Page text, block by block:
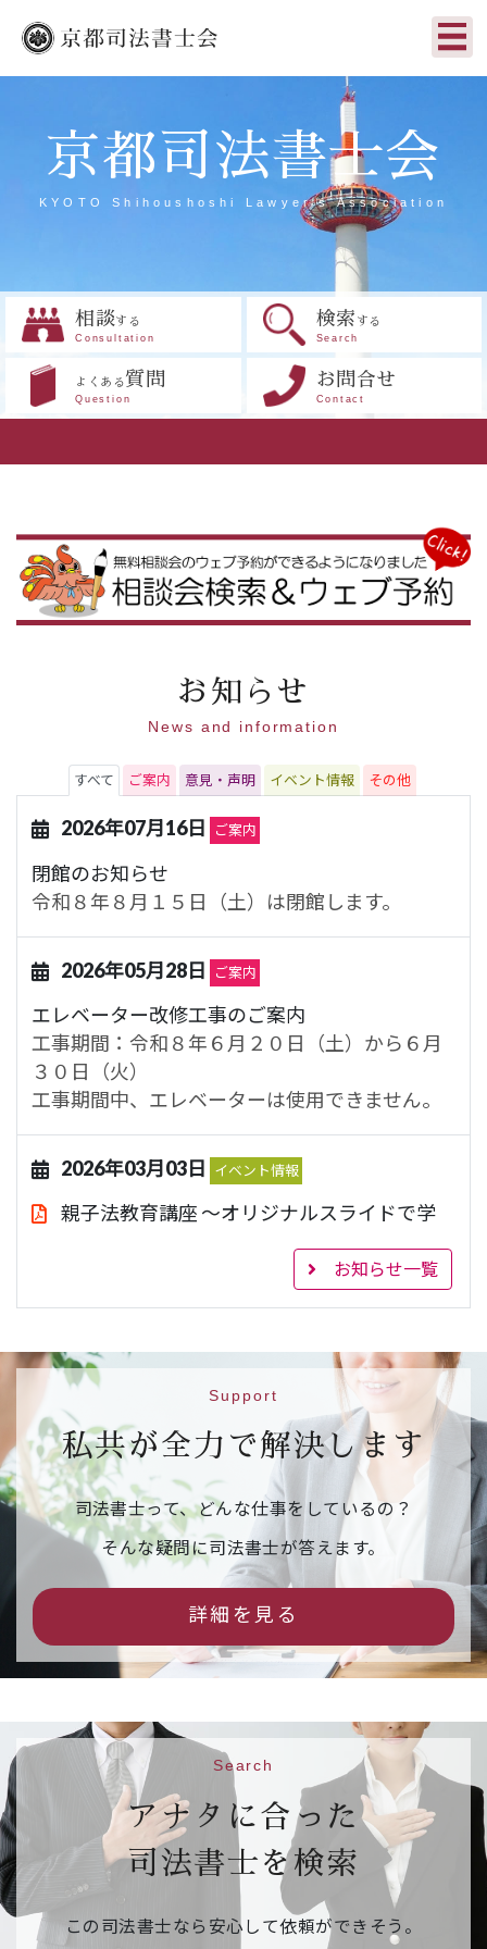
京都司法書士会
KYOTO Shihoushoshi Lawyer's Association
相談する
Consultation
検索 する
Search
よくある質問
Question
お問合せ
Contact
お知らせ
News and information
すべて ご案内 意見・声明 イベント情報 その他
2026年07月16日 ご案内
閉館のお知らせ
令和８年８月１５日（土）は閉館します。
2026年05月28日 ご案内
エレベーター改修工事のご案内
工事期間：令和８年６月２０日（土）から６月
３０日（火）
工事期間中、エレベーターは使用できません。
2026年03月03日 イベント情報
親子法教育講座 ～オリジナルスライドで学
【日 時】令和８年３月２２日（日）１４時～
鉄烏丸線 丸太町駅５番出口）
【対 象】小学校４年生、５年生及び６年生と
その保護者（２５組）
【申込先】
参加申込フォームはこちら
【申込締切】令和８年３月１１日（水）
2026年02月16日 イベント情報
市民公開セミナー「相続の『困った』を解
決！司法書士が教える後悔しないための相続
【日 時】令和８年３月１４日（土）１３：３
【場 所】京都烏丸コンベンションホール 大ホ
ール
【申込先】
参加申込フォームはこちら
【申込締切】令和８年３月１０日（火）
2026年02月09日 ご案内
相続・遺言推進月間 右京区役所京北出張所の
お知らせ一覧
Support
私共が全力で解決します
司法書士って、どんな仕事をしているの？
そんな疑問に司法書士が答えます。
詳細を見る
Search
アナタに合った
司法書士を検索
この司法書士なら安心して依頼ができそう。